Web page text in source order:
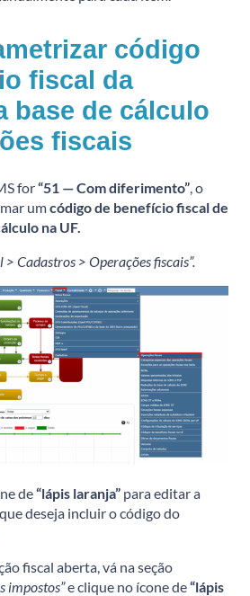
código
fiscal da
base de cálculo
fiscais
for“51 — Com diferimento”, o
umcódigo de benefício fiscal de
na UF.
> Cadastros > Operações fiscais”.
de“lápis laranja” para editar a
deseja incluir o código do
fiscal aberta, vá na seção
impostos”e clique no ícone de“lápis